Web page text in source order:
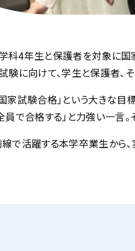
科4年生と保護者を対象に国
験に向けて、学生と保護者
家試験合格」という大きな
員で合格する」と力強い一
で活躍する本学卒業生から